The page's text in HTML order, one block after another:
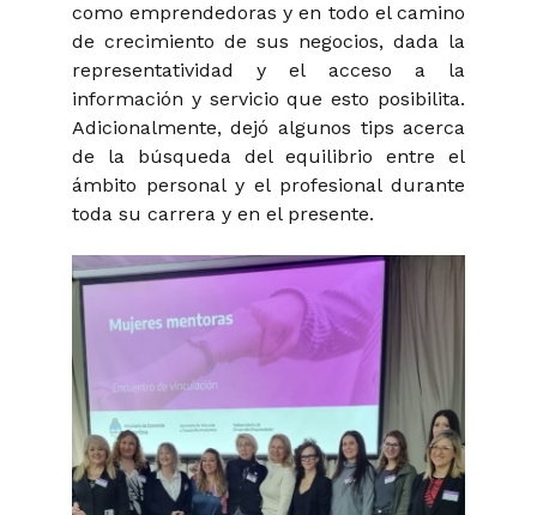
como emprendedoras y en todo el camino
de crecimiento de sus negocios, dada la
representatividad y el acceso a la
información y servicio que esto posibilita.
Adicionalmente, dejó algunos tips acerca
de la búsqueda del equilibrio entre el
ámbito personal y el profesional durante
toda su carrera y en el presente.